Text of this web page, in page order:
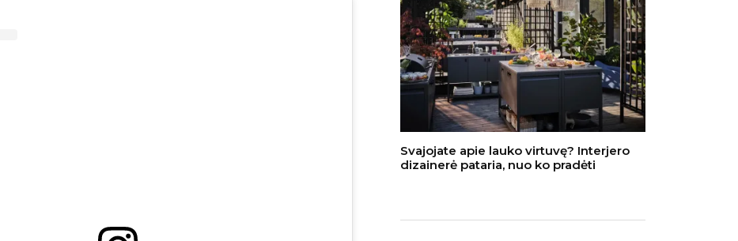
Svajojate apie lauko virtuvę? Interjero
dizainerė pataria, nuo ko pradėti